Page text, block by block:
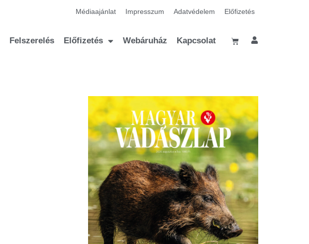
Médiaajánlat Impresszum Adatvédelem Előfizetés
Felszerelés Előfizetés Webáruház Kapcsolat